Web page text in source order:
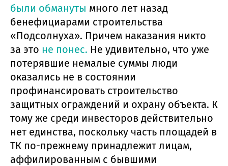
были обмануты много лет назад
бенефициарами строительства
«Подсолнуха». Причем наказания никто
за это не понес. Не удивительно, что уже
потерявшие немалые суммы люди
оказались не в состоянии
профинансировать строительство
защитных ограждений и охрану объекта. К
тому же среди инвесторов действительно
нет единства, поскольку часть площадей в
ТК по-прежнему принадлежит лицам,
аффилированным с бывшими